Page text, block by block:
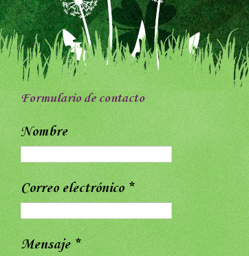
Formulario de contacto
Nombre
Correo electrónico*
Mensaje*